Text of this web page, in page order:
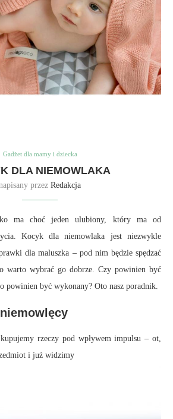
Gadżet dla mamy i dziecka
DLA NIEMOWLAKA
przez Redakcja
ma choć jeden ulubiony, który ma od
Kocyk dla niemowlaka jest niezwykle
dla maluszka – pod nim będzie spędzać
warto wybrać go dobrze. Czy powinien być
powinien być wykonany? Oto nasz poradnik.
rzeczy pod wpływem impulsu – ot,
i już widzimy